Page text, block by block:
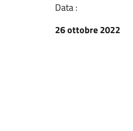
Data :
26 ottobre 2022